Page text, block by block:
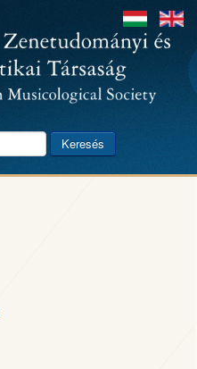
Keresés